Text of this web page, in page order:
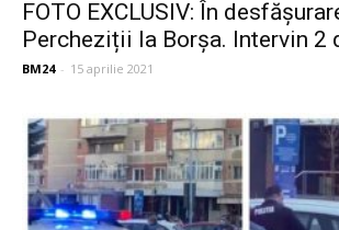
FOTO EXCLUSIV: În
Percheziții la Borșa. Intervin 2
BM24 - 15 aprilie 2021